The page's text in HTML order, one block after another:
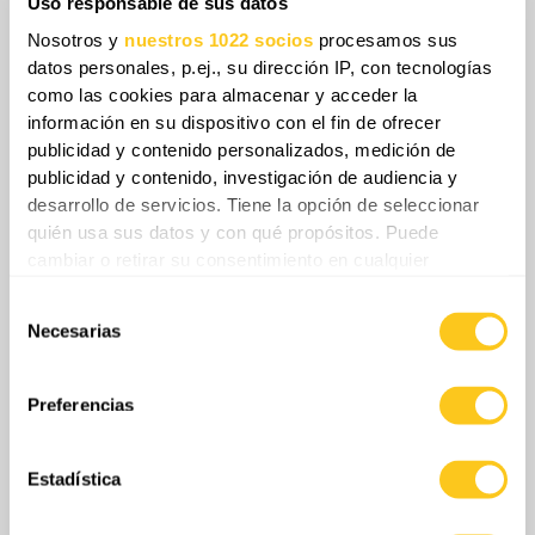
Nosotros y nuestros 1022 socios procesamos sus
datos personales, p.ej., su dirección IP, con tecnologías
como las cookies para almacenar y acceder la
información en su dispositivo con el fin de ofrecer
publicidad y contenido personalizados, medición de
publicidad y contenido, investigación de audiencia y
desarrollo de servicios. Tiene la opción de seleccionar
quién usa sus datos y con qué propósitos. Puede
cambiar o retirar su consentimiento en cualquier
Recopilar información sobre su ubicación
geográfica que puede tener una precisión de varios
Identificar su dispositivo analizándolo activamente
Necesarias
Preferencias
Estadística
importaciones de aliados estratégicos como
Rusia, país que afronta su propia escasez
interna tras haber prohibido las
exportaciones de gasolina desde principios
de abril, coincidiendo con el inicio del bloqueo
estadounidense.